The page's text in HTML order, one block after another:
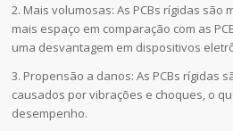
2. Mais volumosas: As PCBs rígidas são
mais espaço em comparação com as
uma desvantagem em dispositivos
3. Propensão a danos: As PCBs rígidas
causados por vibrações e choques, o
desempenho.